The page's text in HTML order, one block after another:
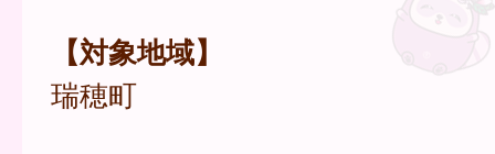
【対象地域】
瑞穂町